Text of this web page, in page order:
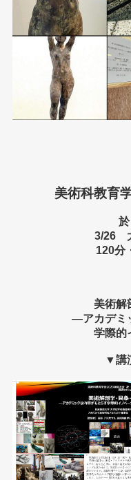
美術科教育
3/26
120分
美術解
―アカデミ
学際的
▼講